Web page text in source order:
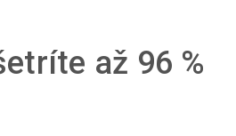
až 96 %